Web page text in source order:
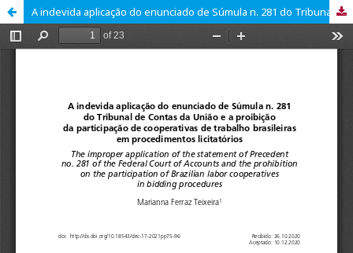
A indevida aplicação do enunciado de Súmula n. 281 do Tribunal de Contas da União e a proibição da participação de cooperativas de trabalho brasileiras em procedimentos licitatórios